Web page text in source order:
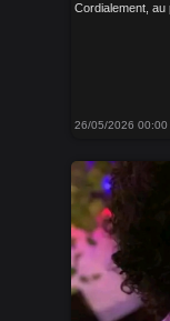
Cordialement, au
26/05/2026 00:00